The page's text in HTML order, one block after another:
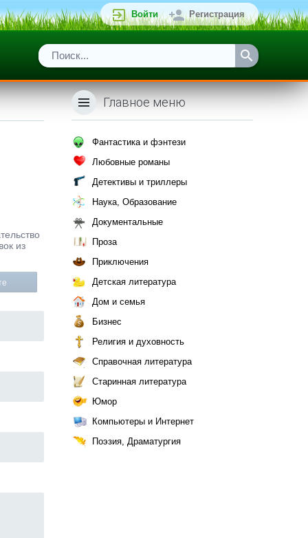
Войти Регистрация
из
Главное меню
Фантастика и фэнтези
Любовные романы
Детективы и триллеры
Наука, Образование
Документальные
Проза
Приключения
Детская литература
Дом и семья
Бизнес
Религия и духовность
Справочная литература
Старинная литература
Юмор
Компьютеры и Интернет
Поэзия, Драматургия